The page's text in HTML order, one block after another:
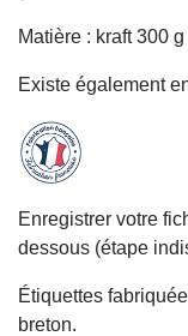
Matière : kraft 300 g
Existe également
Enregistrer votre
dessous (étape
Étiquettes
breton.